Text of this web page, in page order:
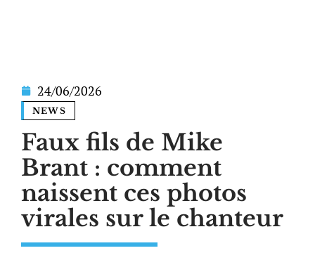
24/06/2026
NEWS
Faux fils de Mike
Brant : comment
naissent ces photos
virales sur le chanteur